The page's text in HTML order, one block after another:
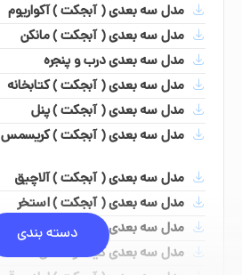
دسته بندی
مدل سه بعدی ( آبجکت ) آکواریوم
مدل سه بعدی ( آبجکت ) مانکن
مدل سه بعدی درب و پنجره
مدل سه بعدی ( آبجکت ) کتابخانه
مدل سه بعدی ( آبجکت ) پنل
مدل سه بعدی ( آبجکت ) کریسمس
مدل سه بعدی ( آبجکت ) آلاچیق
مدل سه بعدی ( آبجکت ) استخر
مدل سه بعدی ( آبجکت ) پله
مدل سه بعدی کیف و کفش